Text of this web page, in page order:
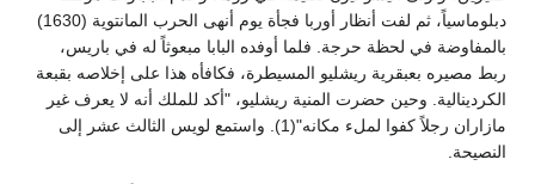
دبلوماسياً، ثم لفت أنظار أوربا فجأة يوم أنهى الحرب المانتوية (1630)
بالمفاوضة في لحظة حرجة. فلما أوفده البابا مبعوثاً له في باريس،
ربط مصيره بعبقرية ريشليو المسيطرة، فكافأه هذا على إخلاصه بقبعة
الكردينالية. وحين حضرت المنية ريشليو، "أكد للملك أنه لا يعرف غير
مازاران رجلاً كفوا لملء مكانه"(1). واستمع لويس الثالث عشر إلى
النصيحة.